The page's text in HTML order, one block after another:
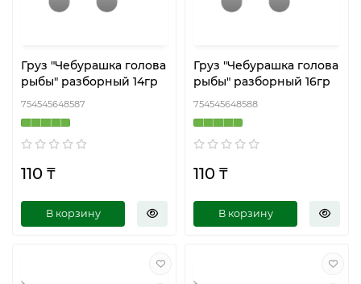
Груз "Чебурашка голова
рыбы" разборный 14гр
754545648587
110 ₸
В корзину
Груз "Чебурашка голова
рыбы" разборный 16гр
754545648588
110 ₸
В корзину